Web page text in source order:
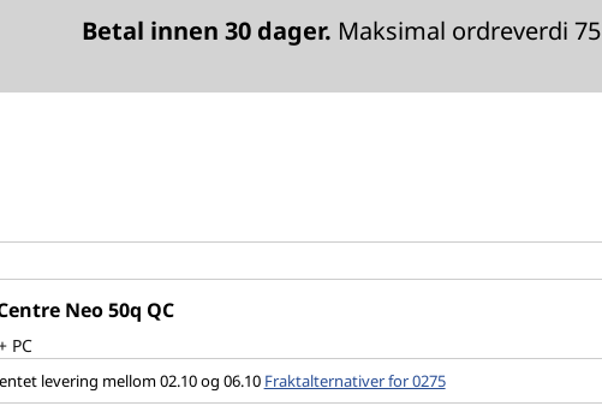
Betal innen 30 dager. Maksimal ordreverdi
Neo 50q QC
PC
levering mellom 02.10 og 06.10 Fraktalternativer for 0275